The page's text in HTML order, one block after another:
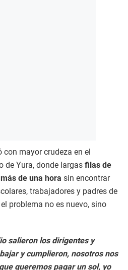
mayor crudeza en el
de Yura, donde largas filas de
de una hora sin encontrar
trabajadores y padres de
problema no es nuevo, sino
salieron los dirigentes y
y cumplieron, nosotros nos
queremos pagar un sol, yo